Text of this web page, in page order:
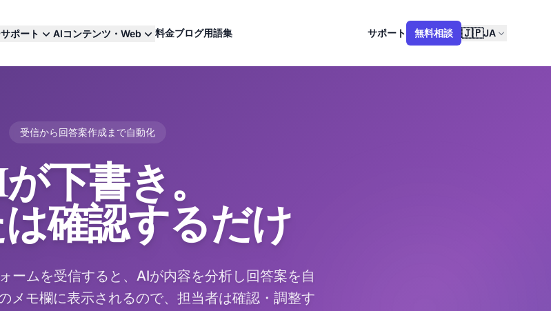
ポート AIコンテンツ・Web 料金ブログ用語集 サポート 無料相談 🇯🇵JA
受信から回答案作成まで自動化
下書き。
確認するだけ
ームを受信すると、AIが内容を分析し回答案を自
メモ欄に表示されるので、担当者は確認・調整す